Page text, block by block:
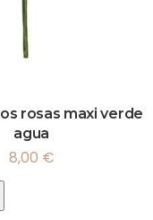
rosas maxi verde
agua
8,00 €